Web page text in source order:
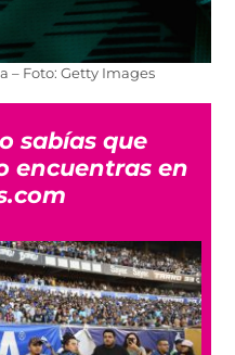
– Foto: Getty Images
sabías que
encuentras en